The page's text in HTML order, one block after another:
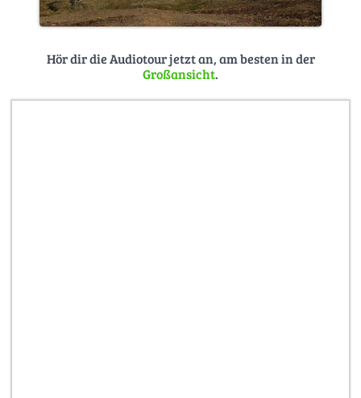
Hör dir die Audiotour jetzt an, am besten in der
Großansicht.